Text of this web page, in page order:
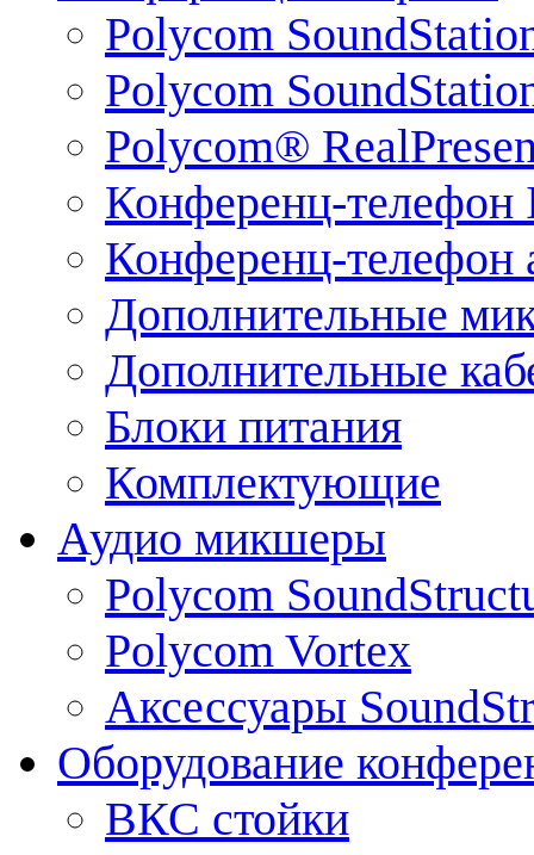
Polycom
Polycom
Polycom®
Конференц-телефон
Конференц-телефон
Дополнительные
Дополнительные
Блоки питания
Комплектующие
Аудио микшеры
Polycom
Polycom Vortex
Аксессуары
Оборудование
ВКС стойки